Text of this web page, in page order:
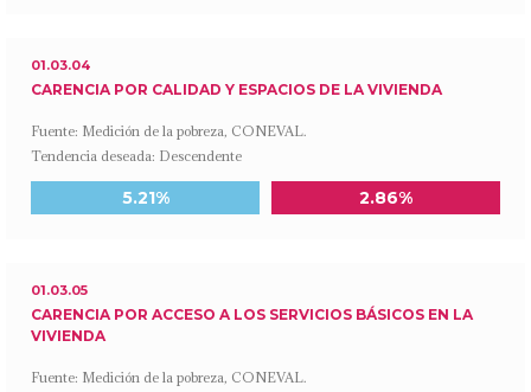
01.03.04
CARENCIA POR CALIDAD Y ESPACIOS DE LA VIVIENDA
Fuente: Medición de la pobreza, CONEVAL.
Tendencia deseada: Descendente
5.21% Meta a 2030
2.86%
01.03.05
CARENCIA POR ACCESO A LOS SERVICIOS BÁSICOS EN LA
VIVIENDA
Fuente: Medición de la pobreza, CONEVAL.